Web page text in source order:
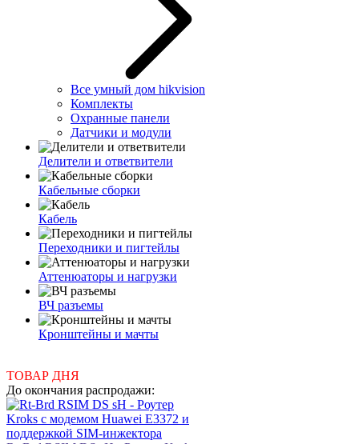
Все умный дом hikvision
Комплекты
Охранные панели
Датчики и модули
Делители и ответвители
Кабельные сборки
Кабель
Переходники и пигтейлы
Аттенюаторы и нагрузки
ВЧ разъемы
Кронштейны и мачты
ТОВАР ДНЯ
До окончания распродажи: